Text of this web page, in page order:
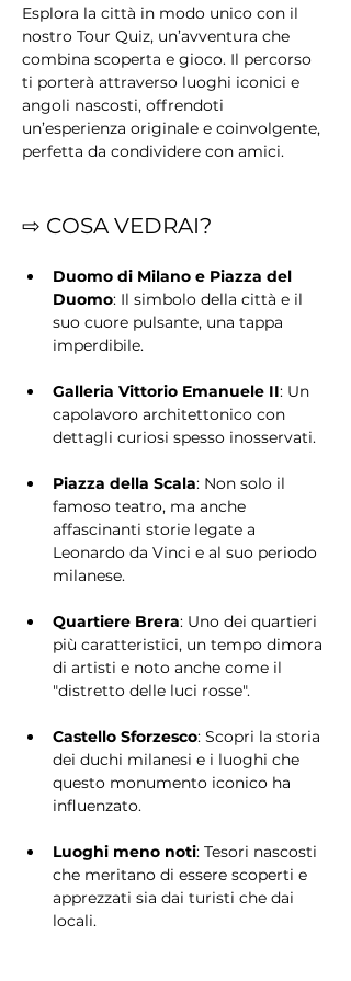
Esplora la città in modo unico con il
nostro Tour Quiz, un’avventura che
combina scoperta e gioco. Il percorso
ti porterà attraverso luoghi iconici e
angoli nascosti, offrendoti
un’esperienza originale e coinvolgente,
perfetta da condividere con amici.
⇨ COSA VEDRAI?
Duomo di Milano e Piazza del
Duomo: Il simbolo della città e il
suo cuore pulsante, una tappa
imperdibile.
Galleria Vittorio Emanuele II: Un
capolavoro architettonico con
dettagli curiosi spesso inosservati.
Piazza della Scala: Non solo il
famoso teatro, ma anche
affascinanti storie legate a
Leonardo da Vinci e al suo periodo
milanese.
Quartiere Brera: Uno dei quartieri
più caratteristici, un tempo dimora
di artisti e noto anche come il
"distretto delle luci rosse".
Castello Sforzesco: Scopri la storia
dei duchi milanesi e i luoghi che
questo monumento iconico ha
influenzato.
Luoghi meno noti: Tesori nascosti
che meritano di essere scoperti e
apprezzati sia dai turisti che dai
locali.